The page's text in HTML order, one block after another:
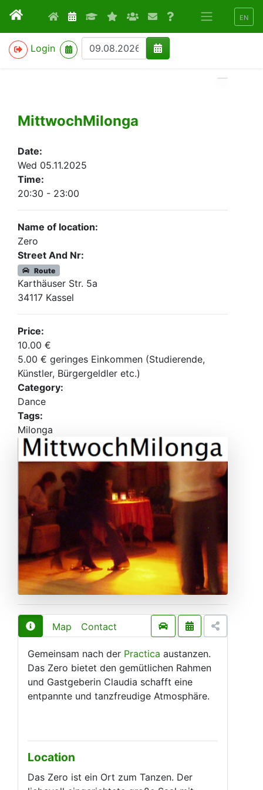
EN
Login
>
MittwochMilonga
Date:
Wed 05.11.2025
Time:
20:30 - 23:00
Name of location:
Zero
Street And Nr:
Route
Karthäuser Str. 5a
34117 Kassel
Price:
10.00 €
5.00 € geringes Einkommen (Studierende,
Künstler, Bürgergeldler etc.)
Category:
Dance
Tags:
Milonga
Map Contact
Gemeinsam nach der Practica austanzen.
Das Zero bietet den gemütlichen Rahmen
und Gastgeberin Claudia schafft eine
entpannte und tanzfreudige Atmosphäre.
Location
Das Zero ist ein Ort zum Tanzen. Der